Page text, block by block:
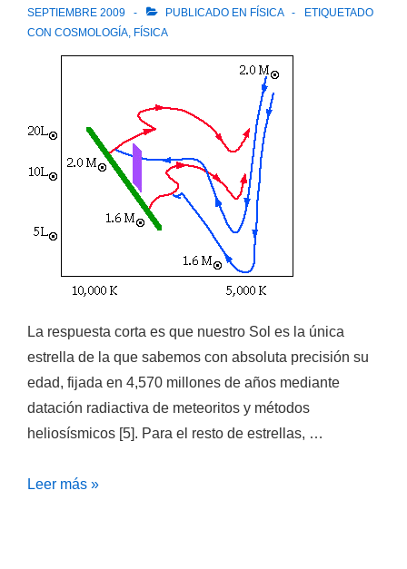
SEPTIEMBRE 2009
PUBLICADO EN FÍSICA
ETIQUETADO
CON COSMOLOGÍA, FÍSICA
La respuesta corta es que nuestro Sol es la única
estrella de la que sabemos con absoluta precisión su
edad, fijada en 4,570 millones de años mediante
datación radiactiva de meteoritos y métodos
heliosísmicos [5]. Para el resto de estrellas, …
¿Cómo
Leer más »